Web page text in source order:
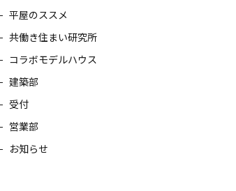
ソーシャルメディアポリシー
サイトマップ
平屋のススメ
共働き住まい研究所
コラボモデルハウス
建築部
受付
営業部
お知らせ